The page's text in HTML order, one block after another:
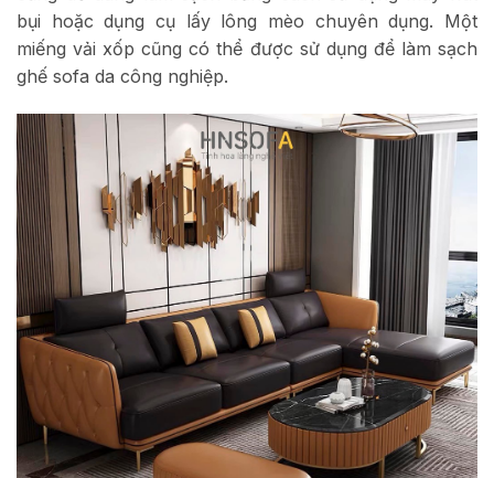
bụi hoặc dụng cụ lấy lông mèo chuyên dụng. Một
miếng vải xốp cũng có thể được sử dụng để làm sạch
ghế sofa da công nghiệp.